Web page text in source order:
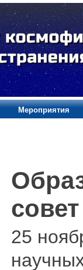
Мероприятия
25